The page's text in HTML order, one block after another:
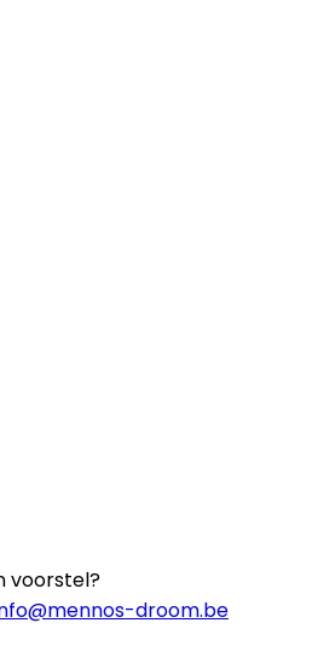
voorstel?
droom.be